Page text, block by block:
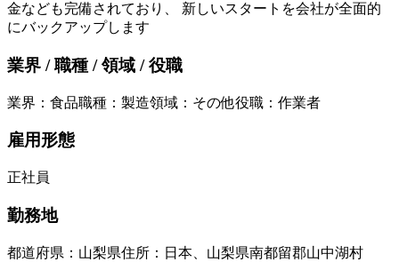
金なども完備されており、 新しいスタートを会社が全面的
にバックアップします
業界 / 職種 / 領域 / 役職
業界 ： 食品職種 ： 製造領域 ： その他役職 ： 作業者
雇用形態
正社員
勤務地
都道府県 ： 山梨県住所 ： 日本、山梨県南都留郡山中湖村